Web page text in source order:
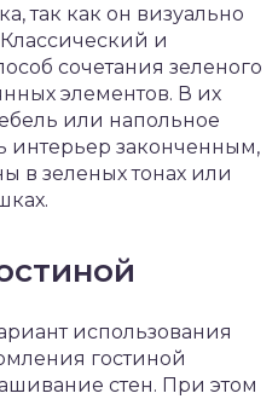
так как он визуально
и
сочетания зеленого
элементов. В их
или напольное
интерьер законченным,
в зеленых тонах или
использования
гостиной
стен. При этом